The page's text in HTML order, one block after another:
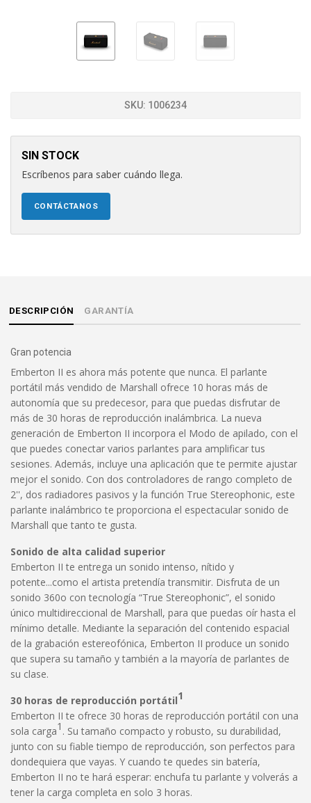
SKU: 1006234
SIN STOCK
Escríbenos para saber cuándo llega.
CONTÁCTANOS
DESCRIPCIÓN GARANTÍA
Gran potencia
Emberton II es ahora más potente que nunca. El parlante
portátil más vendido de Marshall ofrece 10 horas más de
autonomía que su predecesor, para que puedas disfrutar de
más de 30 horas de reproducción inalámbrica. La nueva
generación de Emberton II incorpora el Modo de apilado, con el
que puedes conectar varios parlantes para amplificar tus
sesiones. Además, incluye una aplicación que te permite ajustar
mejor el sonido. Con dos controladores de rango completo de
2'', dos radiadores pasivos y la función True Stereophonic, este
parlante inalámbrico te proporciona el espectacular sonido de
Marshall que tanto te gusta.
Sonido de alta calidad superior
Emberton II te entrega un sonido intenso, nítido y
potente...como el artista pretendía transmitir. Disfruta de un
sonido 360o con tecnología “True Stereophonic”, el sonido
único multidireccional de Marshall, para que puedas oír hasta el
mínimo detalle. Mediante la separación del contenido espacial
de la grabación estereofónica, Emberton II produce un sonido
que supera su tamaño y también a la mayoría de parlantes de
su clase.
30 horas de reproducción portátil1
Emberton II te ofrece 30 horas de reproducción portátil con una
sola carga1 . Su tamaño compacto y robusto, su durabilidad,
junto con su fiable tiempo de reproducción, son perfectos para
dondequiera que vayas. Y cuando te quedes sin batería,
Emberton II no te hará esperar: enchufa tu parlante y volverás a
tener la carga completa en solo 3 horas.